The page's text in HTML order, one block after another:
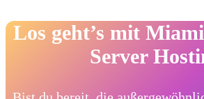
Los geht’s mit
Server